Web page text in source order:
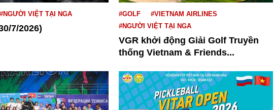
#NGƯỜI VIỆT TẠI NGA
7/2026)
#GOLF
#VIETNAM AIRLINES
#NGƯỜI VIỆT TẠI NGA
VGR khởi động Giải Golf Truyền
thống Vietnam & Friends...